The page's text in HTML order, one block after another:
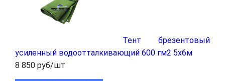
Тент брезентовый
усиленный водоотталкивающий 600 гм2 5x6м
8 850 руб/шт